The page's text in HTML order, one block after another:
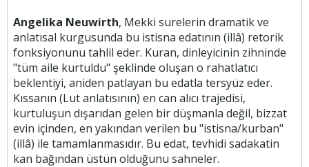
Angelika Neuwirth, Mekki surelerin dramatik ve
anlatısal kurgusunda bu istisna edatının (illâ) retorik
fonksiyonunu tahlil eder. Kuran, dinleyicinin zihninde
"tüm aile kurtuldu" şeklinde oluşan o rahatlatıcı
beklentiyi, aniden patlayan bu edatla tersyüz eder.
Kıssanın (Lut anlatısının) en can alıcı trajedisi,
kurtuluşun dışarıdan gelen bir düşmanla değil, bizzat
evin içinden, en yakından verilen bu "istisna/kurban"
(illâ) ile tamamlanmasıdır. Bu edat, tevhidi sadakatin
kan bağından üstün olduğunu sahneler.